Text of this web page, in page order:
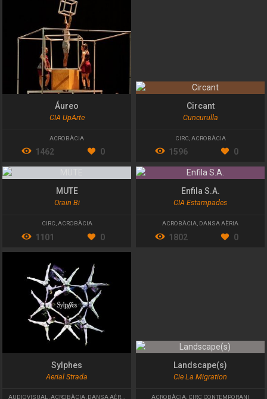
Áureo
CIA UpArte
ACROBÀCIA
1462 0
Circant
Cuncurulla
CIRC ACROBÀCIA
1596 0
MUTE
Orain Bi
CIRC ACROBÀCIA
1101 0
Enfila S.A.
CIA Estampades
ACROBÀCIA DANSA AÈRIA
1802 0
Sylphes
Aerial Strada
AUDIOVISUAL,ACROBÀCIA, DANSA AÈRIA
Landscape(s)
Cie La Migration
ACROBÀCIA, CIRC CONTEMPORANI